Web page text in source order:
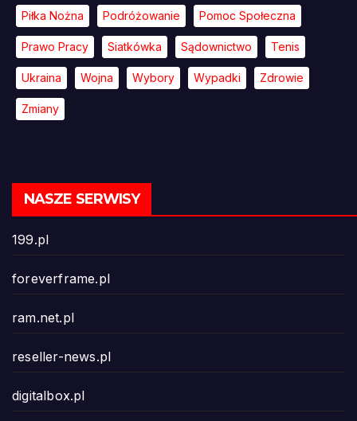
Piłka Nożna Podróżowanie Pomoc Społeczna
Prawo Pracy Siatkówka Sądownictwo Tenis
Ukraina Wojna Wybory Wypadki Zdrowie
Zmiany
NASZE SERWISY
199.pl
foreverframe.pl
ram.net.pl
reseller-news.pl
digitalbox.pl